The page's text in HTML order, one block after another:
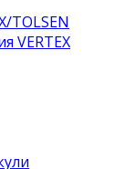
TOLSEN
VERTEX